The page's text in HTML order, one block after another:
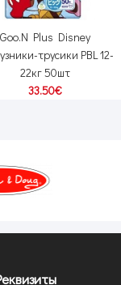
Goo.N Plus Disney
трусики PBL 12-
22кг 50шт
33.50€